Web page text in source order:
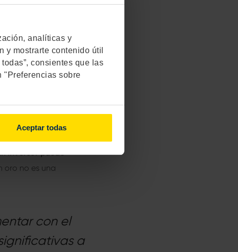
analíticas y
y mostrarte contenido útil
consientes que las
"Preferencias sobre
Aceptar todas
mercado de valores
en oro sin tener
pero ojo, también
inversor puede
oro no es una
con el
a